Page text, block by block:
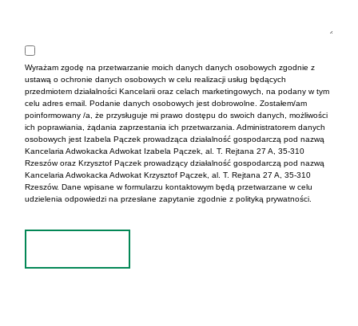
Wyrażam zgodę na przetwarzanie moich danych danych osobowych zgodnie z
ustawą o ochronie danych osobowych w celu realizacji usług będących
przedmiotem działalności Kancelarii oraz celach marketingowych, na podany w tym
celu adres email. Podanie danych osobowych jest dobrowolne. Zostałem/am
poinformowany /a, że przysługuje mi prawo dostępu do swoich danych, możliwości
ich poprawiania, żądania zaprzestania ich przetwarzania. Administratorem danych
osobowych jest Izabela Pączek prowadząca działalność gospodarczą pod nazwą
Kancelaria Adwokacka Adwokat Izabela Pączek, al. T. Rejtana 27 A, 35-310
Rzeszów oraz Krzysztof Pączek prowadzący działalność gospodarczą pod nazwą
Kancelaria Adwokacka Adwokat Krzysztof Pączek, al. T. Rejtana 27 A, 35-310
Rzeszów. Dane wpisane w formularzu kontaktowym będą przetwarzane w celu
udzielenia odpowiedzi na przesłane zapytanie zgodnie z polityką prywatności.